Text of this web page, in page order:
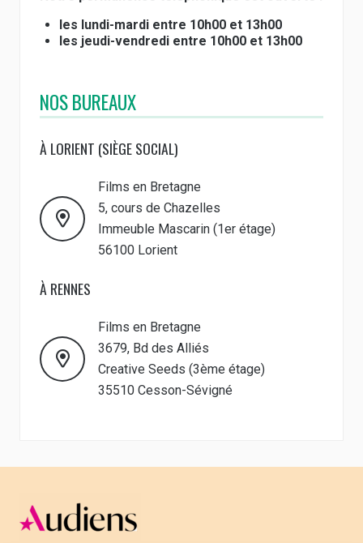
les lundi-mardi entre 10h00 et 13h00
les jeudi-vendredi entre 10h00 et 13h00
NOS BUREAUX
À LORIENT (SIÈGE SOCIAL)
Films en Bretagne
5, cours de Chazelles
Immeuble Mascarin (1er étage)
56100 Lorient
À RENNES
Films en Bretagne
3679, Bd des Alliés
Creative Seeds (3ème étage)
35510 Cesson-Sévigné